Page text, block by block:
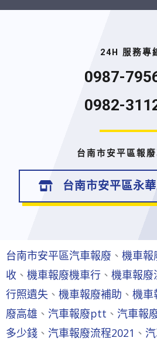
24H 服務專
0987-
0982-
台南市安平區報
台南市安平區永
台南市安平區汽車報廢 、 機車報
收 、 機車報廢機車行 、 機車報廢
行照遺失 、 機車報廢補助 、 機車
廢高雄 、 汽車報廢ptt 、 汽車報
多少錢 、 汽車報廢流程2021 、